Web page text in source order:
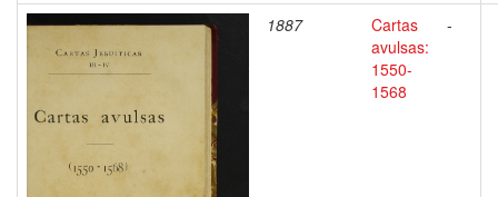
1887
Cartas
avulsas:
1550-
1568
-